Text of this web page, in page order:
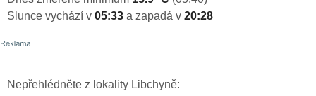
Slunce vychází v 05:33 a zapadá v 20:28
Nepřehlédněte z lokality Libchyně: